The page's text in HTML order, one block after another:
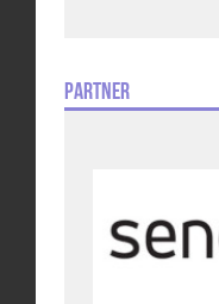
Partner